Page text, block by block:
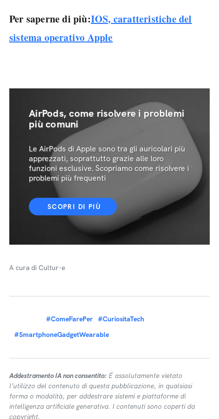
Per saperne di più:IOS, caratteristiche del
sistema operativo Apple
AirPods, come risolvere i problemi
più comuni
Le AirPods di Apple sono tra gli auricolari più
apprezzati, soprattutto grazie alle loro
funzioni esclusive. Scopriamo come risolvere i
problemi più frequenti
SCOPRI DI PIÙ
A cura di Cultur-e
#ComeFarePer #CuriositaTech
#SmartphoneGadgetWearable
Addestramento IA non consentito: É assolutamente vietato
l’utilizzo del contenuto di questa pubblicazione, in qualsiasi
forma o modalità, per addestrare sistemi e piattaforme di
intelligenza artificiale generativa. I contenuti sono coperti da
copyright.